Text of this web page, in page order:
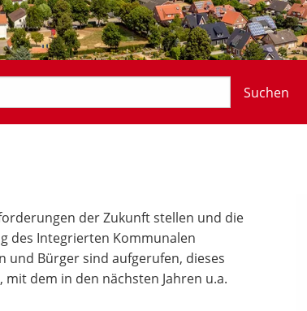
Suchen
der Zukunft stellen und die
des Integrierten Kommunalen
und Bürger sind aufgerufen, dieses
dem in den nächsten Jahren u.a.